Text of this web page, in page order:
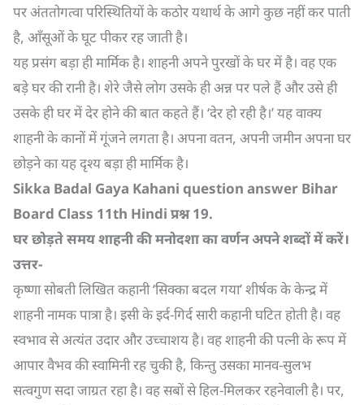
पर अंततोगत्वा परिस्थितियों के कठोर यथार्थ के आगे कुछ नहीं कर पाती
है, आँसूओं के घूट पीकर रह जाती है।
यह प्रसंग बड़ा ही मार्मिक है। शाहनी अपने पुरखों के घर में है। वह एक
बड़े घर की रानी है। शेरे जैसे लोग उसके ही अन्न पर पले हैं और उसे ही
उसके ही घर में देर होने की बात कहते हैं। ‘देर हो रही है।’ यह वाक्य
शाहनी के कानों में गूंजने लगता है। अपना वतन, अपनी जमीन अपना घर
छोड़ने का यह दृश्य बड़ा ही मार्मिक है।
Sikka Badal Gaya Kahani question answer Bihar
Board Class 11th Hindi प्रश्न19.
घर छोड़ते समय शाहनी की मनोदशा का वर्णन अपने शब्दों में करें।
उत्तर-
कृष्णा सोबती लिखित कहानी ‘सिक्का बदल गया’ शीर्षक के केन्द्र में
शाहनी नामक पात्रा है। इसी के इर्द-गिर्द सारी कहानी घटित होती है। वह
स्वभाव से अत्यंत उदार और उच्चाशय है। वह शाहनी की पत्नी के रूप में
आपार वैभव की स्वामिनी रह चुकी है, किन्तु उसका मानव-सुलभ
सत्वगुण सदा जाग्रत रहा है। वह सबों से हिल-मिलकर रहनेवाली है। पर,